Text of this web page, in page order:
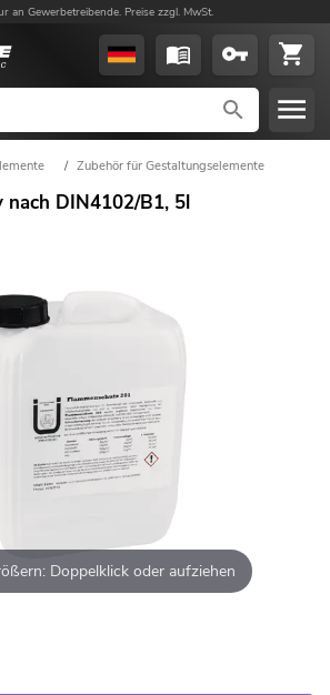
an Gewerbetreibende. Preise zzgl. MwSt.
/ Zubehör für Gestaltungselemente
nach DIN4102/B1, 5l
Doppelklick oder aufziehen